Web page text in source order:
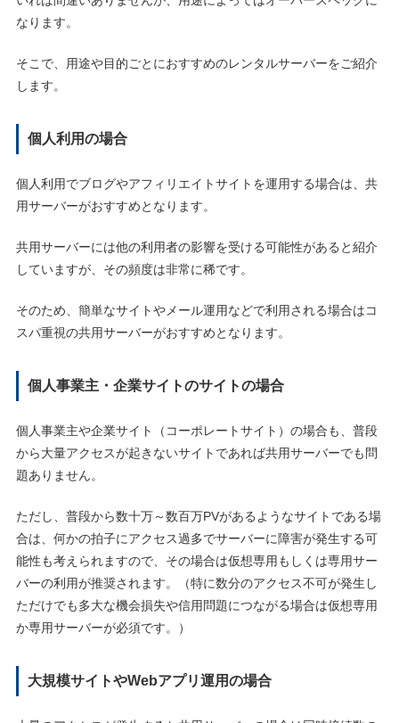
なります。
そこで、用途や目的ごとにおすすめのレンタルサーバーをご紹介
します。
個人利用の場合
個人利用でブログやアフィリエイトサイトを運用する場合は、共
用サーバーがおすすめとなります。
共用サーバーには他の利用者の影響を受ける可能性があると紹介
していますが、その頻度は非常に稀です。
そのため、簡単なサイトやメール運用などで利用される場合はコ
スパ重視の共用サーバーがおすすめとなります。
個人事業主・企業サイトのサイトの場合
個人事業主や企業サイト（コーポレートサイト）の場合も、普段
から大量アクセスが起きないサイトであれば共用サーバーでも問
題ありません。
ただし、普段から数十万～数百万PVがあるようなサイトである場
合は、何かの拍子にアクセス過多でサーバーに障害が発生する可
能性も考えられますので、その場合は仮想専用もしくは専用サー
バーの利用が推奨されます。（特に数分のアクセス不可が発生し
ただけでも多大な機会損失や信用問題につながる場合は仮想専用
か専用サーバーが必須です。）
大規模サイトやWebアプリ運用の場合